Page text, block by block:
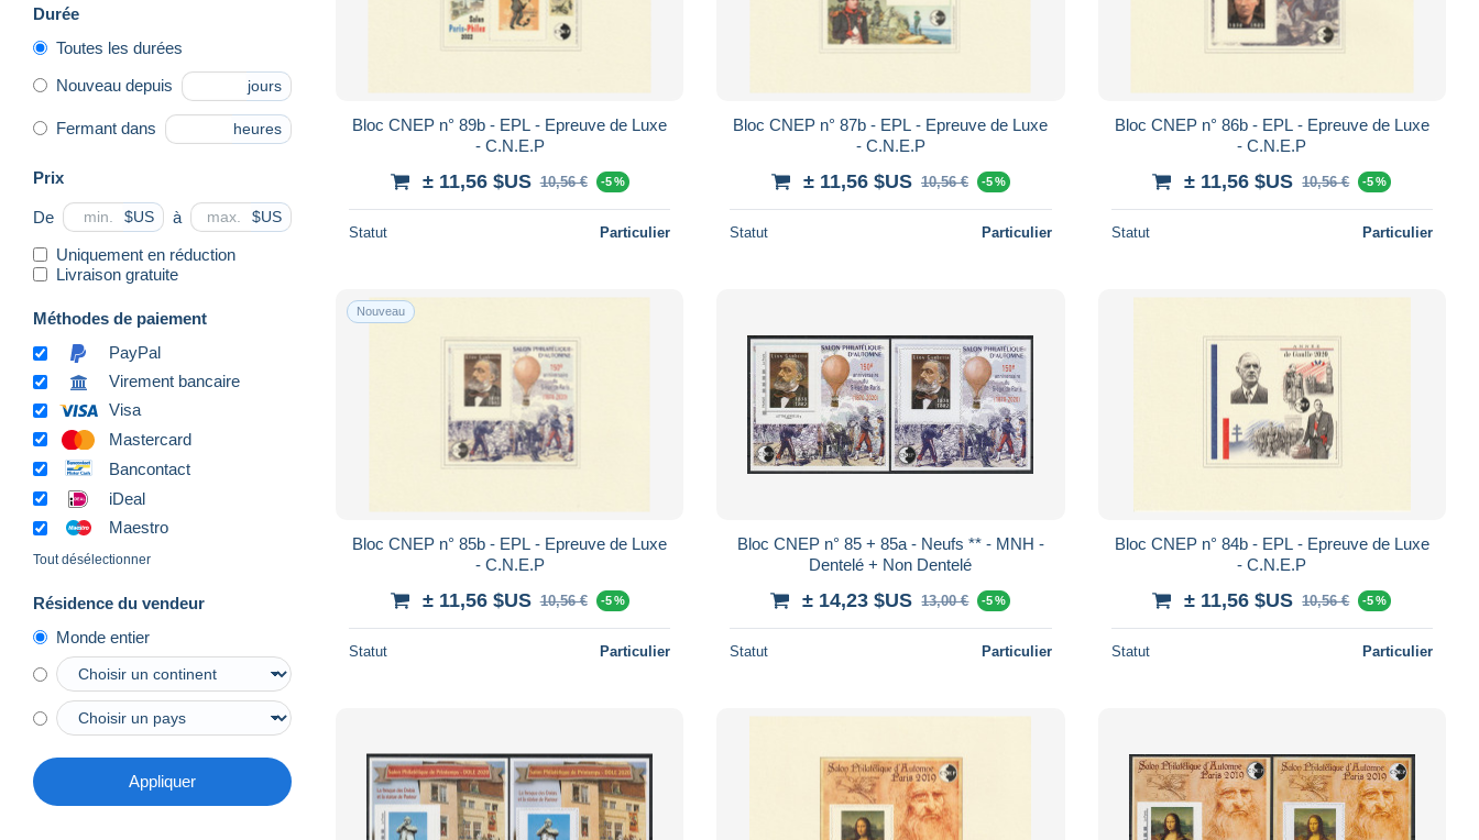
Durée
Toutes les durées
Nouveau depuis jours
Fermant dans heures
Prix
De $US à $US
Uniquement en réduction
Livraison gratuite
Méthodes de paiement
PayPal
Virement bancaire
Visa
Mastercard
Bancontact
iDeal
Maestro
Tout désélectionner
Résidence du vendeur
Monde entier
Appliquer
Bloc CNEP n° 89b - EPL - Epreuve de Luxe
- C.N.E.P
± 11,56 $US 10,56 € -5 %
Statut Particulier
Bloc CNEP n° 87b - EPL - Epreuve de Luxe
- C.N.E.P
± 11,56 $US 10,56 € -5 %
Statut Particulier
Bloc CNEP n° 86b - EPL - Epreuve de Luxe
- C.N.E.P
± 11,56 $US 10,56 € -5 %
Statut Particulier
Nouveau
Bloc CNEP n° 85b - EPL - Epreuve de Luxe
- C.N.E.P
± 11,56 $US 10,56 € -5 %
Statut Particulier
Bloc CNEP n° 85 + 85a - Neufs ** - MNH -
Dentelé + Non Dentelé
± 14,23 $US 13,00 € -5 %
Statut Particulier
Bloc CNEP n° 84b - EPL - Epreuve de Luxe
- C.N.E.P
± 11,56 $US 10,56 € -5 %
Statut Particulier